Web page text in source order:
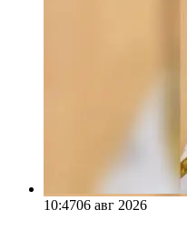
10:4706 авг 2026